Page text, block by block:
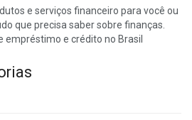
e serviços financeiro para você ou
que precisa saber sobre finanças.
empréstimo e crédito no Brasil